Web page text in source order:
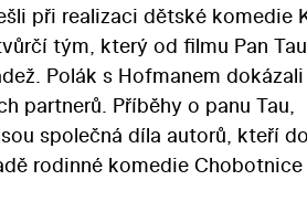
při realizaci dětské komedie
tým, který od filmu Pan
Polák s Hofmanem dokázali
partnerů. Příběhy o panu Tau,
společná díla autorů, kteří
rodinné komedie Chobotnice